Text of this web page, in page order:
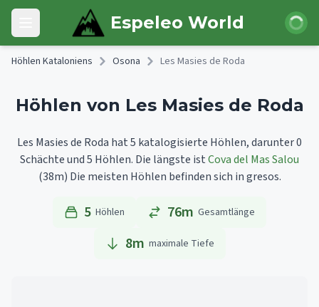
Skip to main content
Open main menu Espeleo World
Höhlen Kataloniens Osona Les Masies de Roda
Höhlen von Les Masies de Roda
Les Masies de Roda hat 5 katalogisierte Höhlen, darunter 0
Schächte und 5 Höhlen. Die längste istCova del Mas Salou
(38m) Die meisten Höhlen befinden sich in gresos.
5 Höhlen 76m Gesamtlänge
8m maximale Tiefe